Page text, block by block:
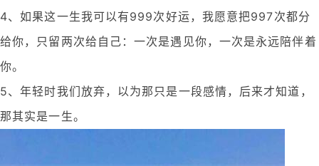
4、如果这一生我可以有999次好运，我愿意把997次都分
给你，只留两次给自己：一次是遇见你，一次是永远陪伴着
你。
5、年轻时我们放弃，以为那只是一段感情，后来才知道，
那其实是一生。